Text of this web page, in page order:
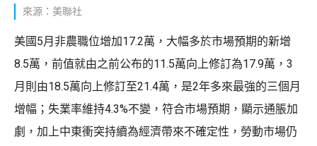
來源：美聯社
美國5月非農職位增加17.2萬，大幅多於市場預期的新增
8.5萬，前值就由之前公布的11.5萬向上修訂為17.9萬，3
月則由18.5萬向上修訂至21.4萬，是2年多來最強的三個月
增幅；失業率維持4.3%不變，符合市場預期，顯示通脹加
劇，加上中東衝突持續為經濟帶來不確定性，勞動市場仍